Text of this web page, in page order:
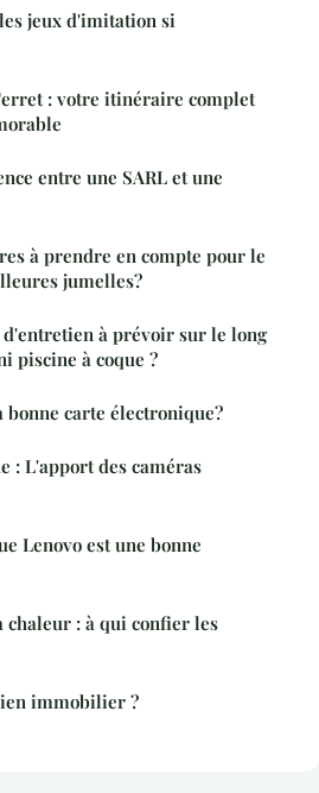
jeux d'imitation si
: votre itinéraire complet
entre une SARL et une
à prendre en compte pour le
jumelles?
à prévoir sur le long
piscine à coque ?
carte électronique?
: L'apport des caméras
Lenovo est une bonne
chaleur : à qui confier les
immobilier ?